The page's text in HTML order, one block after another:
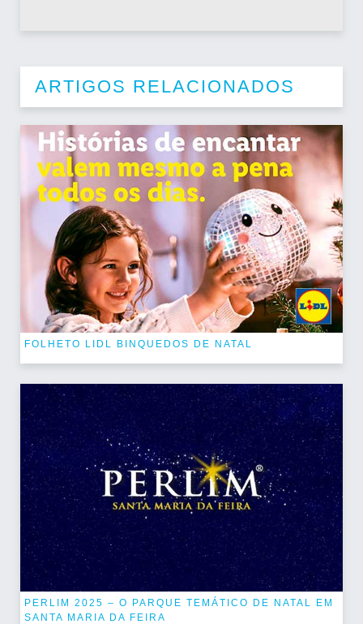
ARTIGOS RELACIONADOS
FOLHETO LIDL BINQUEDOS DE NATAL
PERLIM 2025 – O PARQUE TEMÁTICO DE NATAL EM
SANTA MARIA DA FEIRA